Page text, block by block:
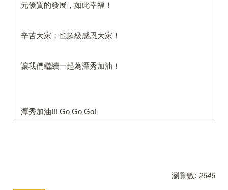
元優質的發展，如此幸福！
辛苦大家；也超級感恩大家！
讓我們繼續一起為潭秀加油！
潭秀加油!!! Go Go Go!
瀏覽數: 2646